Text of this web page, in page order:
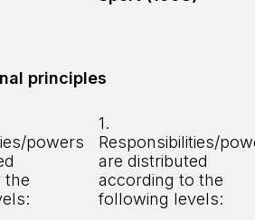
principles
powers
the
1.
Responsibilities/
are distributed
according to the
following levels: